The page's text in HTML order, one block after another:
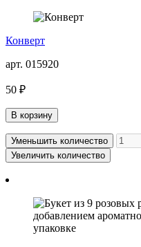
Конверт
арт. 015920
50 ₽
В корзину
Уменьшить количество
Увеличить количество